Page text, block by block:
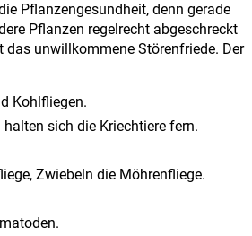
Pflanzengesundheit, denn gerade
Pflanzen regelrecht abgeschreckt
unwillkommene Störenfriede. Der
Kohlfliegen.
sich die Kriechtiere fern.
Zwiebeln die Möhrenfliege.